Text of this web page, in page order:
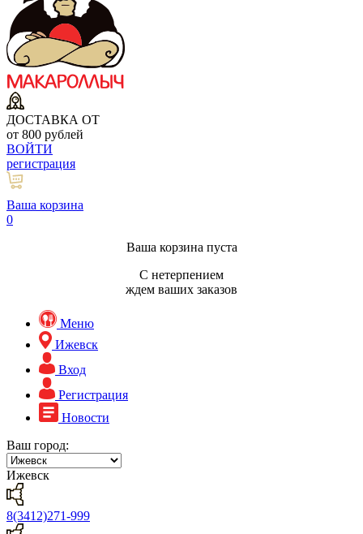
ДОСТАВКА ОТ
от 800 рублей
ВОЙТИ
регистрация
Ваша корзина
0
Ваша корзина пуста
С нетерпением
ждем ваших заказов
Меню
Ижевск
Вход
Регистрация
Новости
Ваш город:
Ижевск
8(3412)271-999